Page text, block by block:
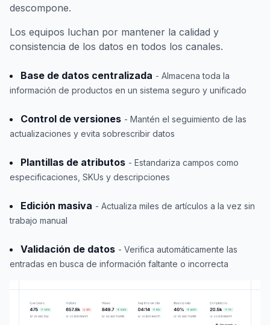
descompone.
Los equipos luchan por mantener la calidad y
consistencia de los datos en todos los canales.
Base de datos centralizada - Almacena toda la
información de productos en un sistema seguro y unificado
Control de versiones - Mantén el seguimiento de las
actualizaciones y evita sobrescribir datos
Plantillas de atributos - Estandariza campos como
especificaciones, SKUs y descripciones
Edición masiva - Actualiza miles de artículos a la vez sin
trabajo manual
Validación de datos - Verifica automáticamente las
entradas en busca de información faltante o incorrecta